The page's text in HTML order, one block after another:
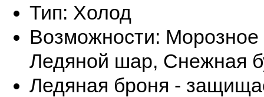
Тип: Холод
Возможности:
Ледяной шар, Снежная
Ледяная броня -